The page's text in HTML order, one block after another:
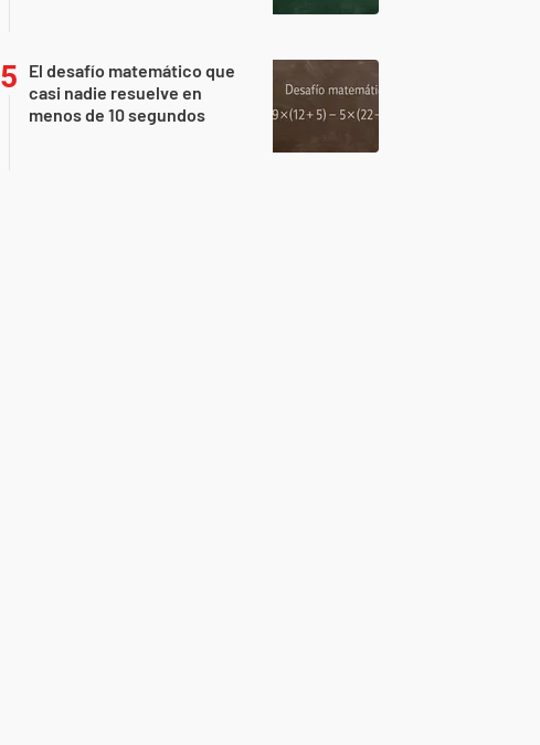
El desafío matemático que
casi nadie resuelve en
menos de 10 segundos